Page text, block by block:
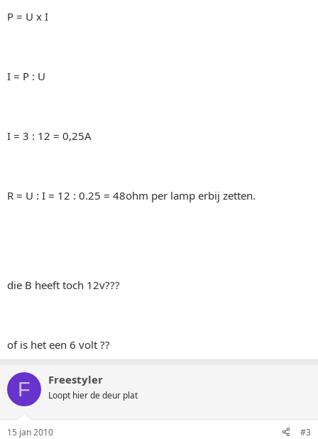
P = U x I
I = P : U
I = 3 : 12 = 0,25A
R = U : I = 12 : 0.25 = 48ohm per lamp erbij zetten.
die B heeft toch 12v???
of is het een 6 volt ??
F Freestyler
Loopt hier de deur plat
15 jan 2010 #3